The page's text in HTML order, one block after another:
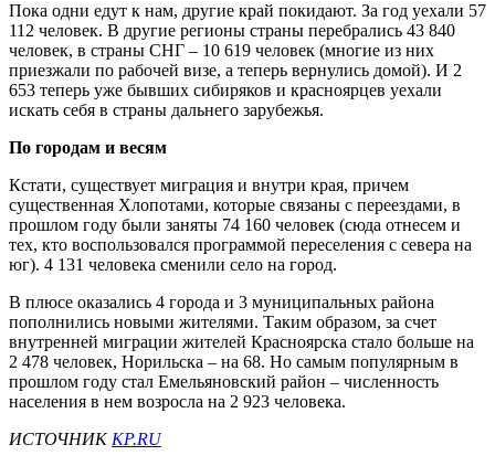
Пока одни едут к нам, другие край покидают. За год уехали 57
112 человек. В другие регионы страны перебрались 43 840
человек, в страны СНГ – 10 619 человек (многие из них
приезжали по рабочей визе, а теперь вернулись домой). И 2
653 теперь уже бывших сибиряков и красноярцев уехали
искать себя в страны дальнего зарубежья.
По городам и весям
Кстати, существует миграция и внутри края, причем
существенная Хлопотами, которые связаны с переездами, в
прошлом году были заняты 74 160 человек (сюда отнесем и
тех, кто воспользовался программой переселения с севера на
юг). 4 131 человека сменили село на город.
В плюсе оказались 4 города и 3 муниципальных района
пополнились новыми жителями. Таким образом, за счет
внутренней миграции жителей Красноярска стало больше на
2 478 человек, Норильска – на 68. Но самым популярным в
прошлом году стал Емельяновский район – численность
населения в нем возросла на 2 923 человека.
ИСТОЧНИК KP.RU